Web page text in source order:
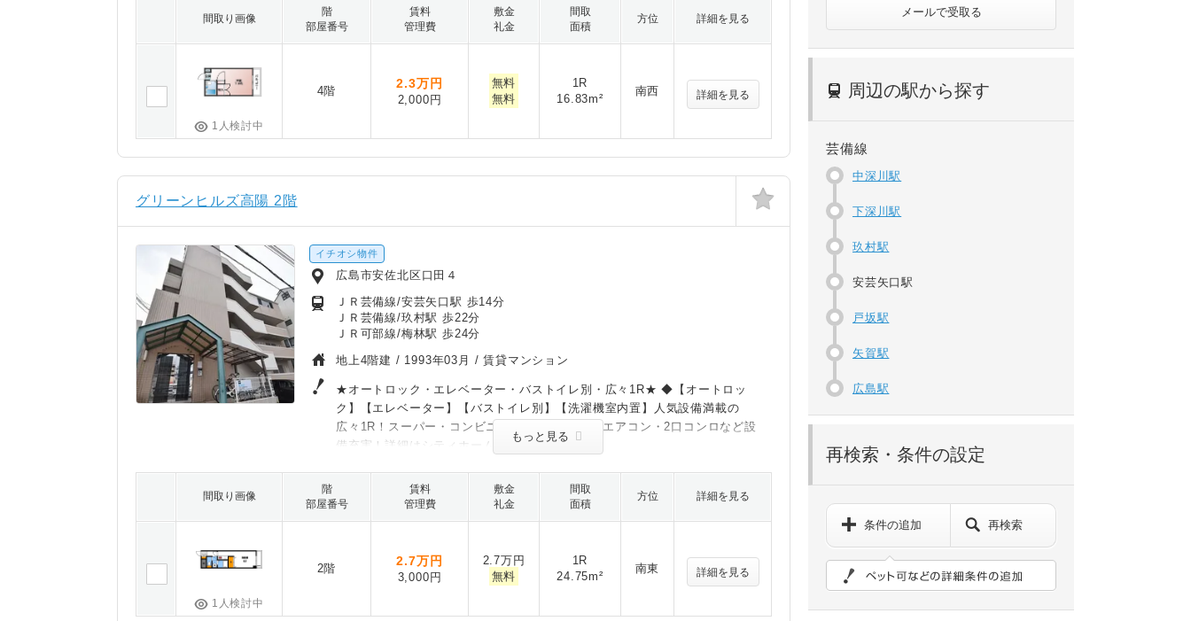
メールで受取る
周辺の駅から探す
芸備線
中深川駅
下深川駅
玖村駅
安芸矢口駅
戸坂駅
矢賀駅
広島駅
再検索・条件の設定
条件の追加 再検索
間取り画像
階
部屋番号
賃料
管理費
敷金
礼金
間取
面積
方位 詳細を見る
1人検討中
4階
2.3万円
2,000円
無料
無料
1R
16.83m²
南西 詳細を見る
グリーンヒルズ高陽 2階
イチオシ物件
広島市安佐北区口田４
ＪＲ芸備線/安芸矢口駅 歩14分
ＪＲ芸備線/玖村駅 歩22分
ＪＲ可部線/梅林駅 歩24分
地上4階建 / 1993年03月 / 賃貸マンション
★オートロック・エレベーター・バストイレ別・広々1R★ ◆【オートロッ
ク】【エレベーター】【バストイレ別】【洗濯機室内置】人気設備満載の
広々1R！スーパー・コンビニ徒歩圏内の好立地♪エアコン・2口コンロなど設
備充実！詳細はシティホーム中筋駅前センターへ
もっと見る
間取り画像
階
部屋番号
賃料
管理費
敷金
礼金
間取
面積
方位 詳細を見る
1人検討中
2階
2.7万円
3,000円
2.7万円
無料
1R
24.75m²
南東 詳細を見る